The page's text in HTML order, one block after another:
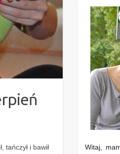
i bawił
Witaj,